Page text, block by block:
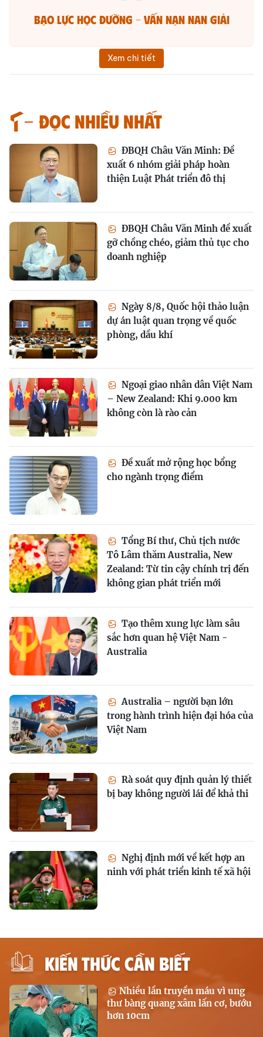
bạo lực học đường - vấn nạn nan giải
Xem chi tiết
Đọc nhiều nhất
ĐBQH Châu Văn Minh: Đề
xuất 6 nhóm giải pháp hoàn
thiện Luật Phát triển đô thị
ĐBQH Châu Văn Minh đề xuất
gỡ chồng chéo, giảm thủ tục cho
doanh nghiệp
Ngày 8/8, Quốc hội thảo luận
dự án luật quan trọng về quốc
phòng, dầu khí
Ngoại giao nhân dân Việt Nam
– New Zealand: Khi 9.000 km
không còn là rào cản
Đề xuất mở rộng học bổng
cho ngành trọng điểm
Tổng Bí thư, Chủ tịch nước
Tô Lâm thăm Australia, New
Zealand: Từ tin cậy chính trị đến
không gian phát triển mới
Tạo thêm xung lực làm sâu
sắc hơn quan hệ Việt Nam -
Australia
Australia – người bạn lớn
trong hành trình hiện đại hóa của
Việt Nam
Rà soát quy định quản lý thiết
bị bay không người lái để khả thi
Nghị định mới về kết hợp an
ninh với phát triển kinh tế xã hội
KIẾN THỨC CẦN BIẾT
Nhiều lần truyền máu vì ung
thư bàng quang xâm lấn cơ, bướu
hơn 10cm